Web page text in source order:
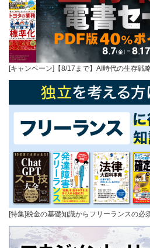
[キャンペーン]【8/17まで】AI時代の生存戦
[特集]税金の基礎知識からフリーランスの